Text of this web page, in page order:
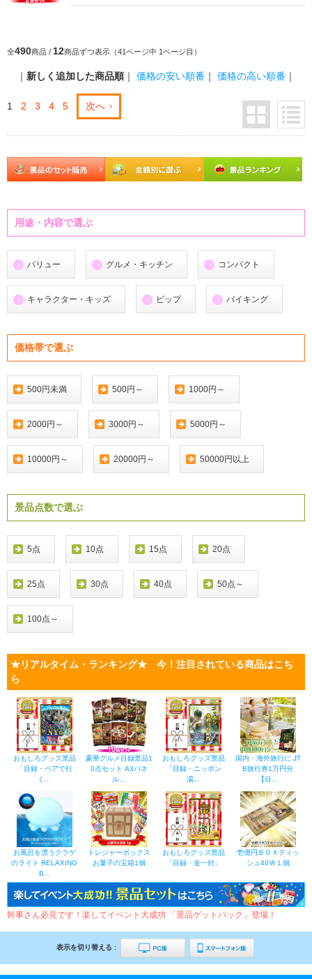
全490商品 / 12商品ずつ表示（41ページ中 1ページ目）
｜ 新しく追加した商品順 ｜ 価格の安い順番 ｜ 価格の高い順番 ｜
1 2 3 4 5 次へ
用途・内容で選ぶ
バリュー グルメ・キッチン コンパクト
キャラクター・キッズ ビップ バイキング
価格帯で選ぶ
500円未満 500円～ 1000円～
2000円～ 3000円～ 5000円～
10000円～ 20000円～ 50000円以上
景品点数で選ぶ
5点 10点 15点 20点
25点 30点 40点 50点～
100点～
★リアルタイム・ランキング★ 今！注目されている商品はこち
ら
おもしろグッズ景品
「目録・ペアで行
く...
豪華グルメ目録景品1
0点セット A3パネ
ル...
おもしろグッズ景品
「目録・ニッポン
湯...
国内・海外旅行に JT
B旅行券1万円分
【目...
お風呂を漂うクラゲ
のライト RELAXING
B...
トレジャーボックス
お菓子の宝箱1個
おもしろグッズ景品
「目録・金一封」
壱億円ＢＯＸティッ
シュ40Ｗ１個
幹事さん必見です！楽してイベント大成功 「景品ゲットパック」登場！
表示を切り替える :